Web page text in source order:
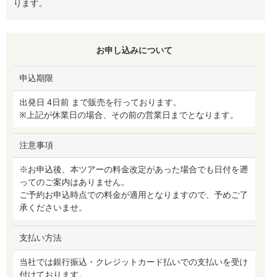
ります。
お申し込みについて
申込期限
出発日 4日前 まで販売を行っております。
※上記が休業日の場合、その前の営業日までとなります。
注意事項
※お申込後、本ツアーの料金改定があった場合でも日付を遡
ってのご案内はありません。
ご予約お申込時点での料金が適用となりますので、予めご了
承くださいませ。
支払い方法
当社では銀行振込・クレジットカード払いでの支払いを受け
付けております。